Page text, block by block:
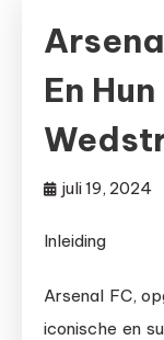
En
juli 19, 2024
Inleiding
Arsenal FC,
iconische en